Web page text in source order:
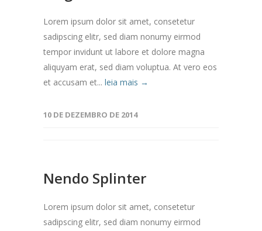
Lorem ipsum dolor sit amet, consetetur
sadipscing elitr, sed diam nonumy eirmod
tempor invidunt ut labore et dolore magna
aliquyam erat, sed diam voluptua. At vero eos
et accusam et... leia mais →
10 DE DEZEMBRO DE 2014
Nendo Splinter
Lorem ipsum dolor sit amet, consetetur
sadipscing elitr, sed diam nonumy eirmod